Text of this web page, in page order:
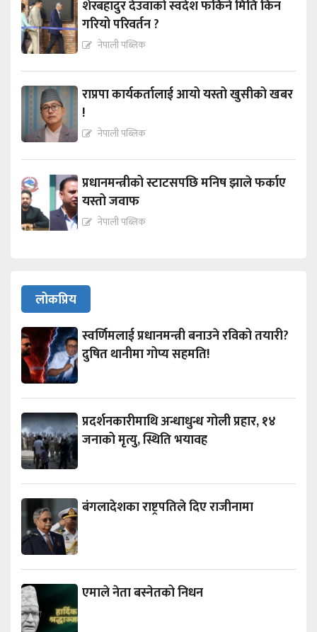
शेरबहादुर देउवाको स्वदेश फर्किने मिति किन
गरियो परिवर्तन ?
नेपाली पब्लिक
राप्रपा कार्यकर्तालाई आयो यस्तो खुसीको खबर
!
नेपाली पब्लिक
प्रधानमन्त्रीको स्टाटसपछि मनिष झाले फर्काए
यस्तो जवाफ
नेपाली पब्लिक
लोकप्रिय
स्वर्णिमलाई प्रधानमन्त्री बनाउने रविको तयारी?
दुषित थानीमा गोप्य सहमति!
प्रदर्शनकारीमाथि अन्धाधुन्ध गोली प्रहार, १४
जनाको मृत्यु, स्थिति भयावह
बंगलादेशका राष्ट्रपतिले दिए राजीनामा
एमाले नेता बस्नेतको निधन